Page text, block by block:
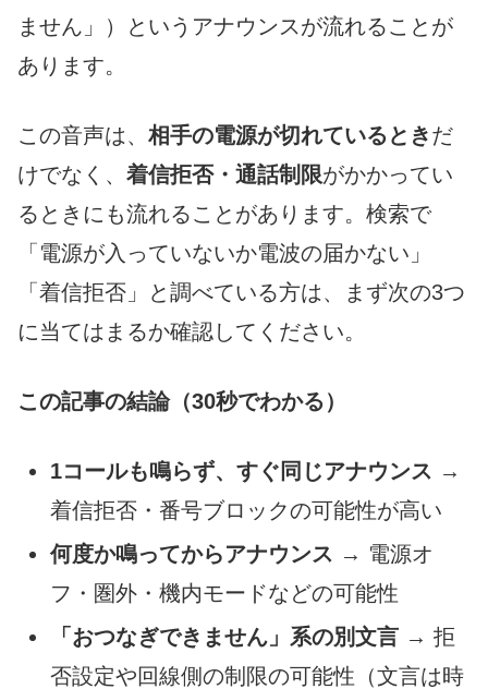
ません」）というアナウンスが流れることが
あります。
この音声は、 相手の電源が切れているときだ
けでなく、 着信拒否・通話制限がかかってい
るときにも流れることがあります。検索で
「電源が入っていないか電波の届かない」
「着信拒否」と調べている方は、まず次の3つ
に当てはまるか確認してください。
この記事の結論（30秒でわかる）
1コールも鳴らず、すぐ同じアナウンス →
着信拒否・番号ブロックの可能性が高い
何度か鳴ってからアナウンス → 電源オ
フ・圏外・機内モードなどの可能性
「おつなぎできません」系の別文言 → 拒
否設定や回線側の制限の可能性（文言は時